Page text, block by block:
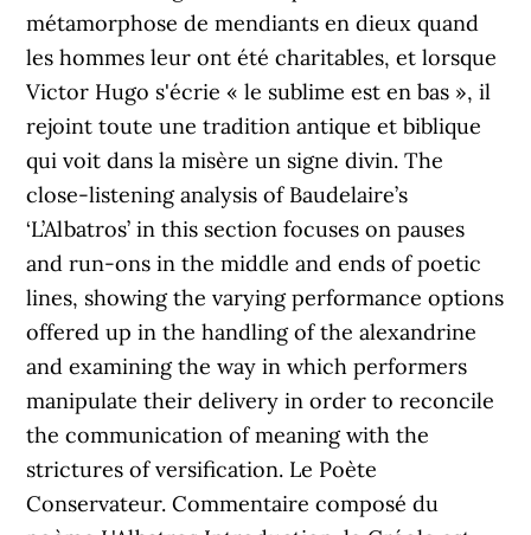
métamorphose de mendiants en dieux quand
les hommes leur ont été charitables, et lorsque
Victor Hugo s'écrie « le sublime est en bas », il
rejoint toute une tradition antique et biblique
qui voit dans la misère un signe divin. The
close-listening analysis of Baudelaire’s
‘L’Albatros’ in this section focuses on pauses
and run-ons in the middle and ends of poetic
lines, showing the varying performance options
offered up in the handling of the alexandrine
and examining the way in which performers
manipulate their delivery in order to reconcile
the communication of meaning with the
strictures of versification. Le Poète
Conservateur. Commentaire composé du